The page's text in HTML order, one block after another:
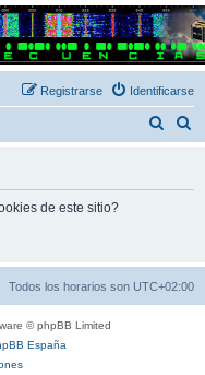
Identificarse
Registrarse
de este sitio?
Todos los horarios son UTC+02:00
© phpBB Limited
España